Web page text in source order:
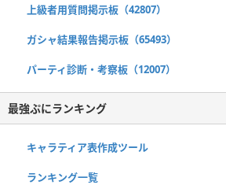
上級者用質問掲示板（42807）
ガシャ結果報告掲示板（65493）
パーティ診断・考察板（12007）
最強ぷにランキング
キャラティア表作成ツール
ランキング一覧